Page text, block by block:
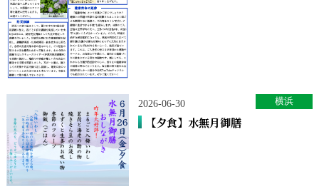
2026-06-30
【夕食】水無月御膳
横浜